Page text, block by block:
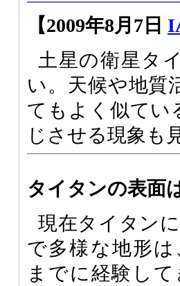
【2009年8月7日
土星の衛星タ
い。天候や地質
てもよく似てい
じさせる現象も
タイタンの表面
現在タイタン
で多様な地形
までに経験し